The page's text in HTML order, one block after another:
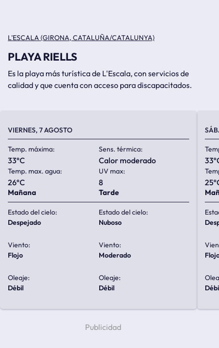
L'ESCALA (GIRONA, CATALUÑA/CATALUNYA)
PLAYA RIELLS
Es la playa más turística de L'Escala, con servicios de
calidad y que cuenta con acceso para discapacitados.
VIERNES, 7 AGOSTO
Temp. máxima:
33ºC
Sens. térmica:
calor moderado
Temp. max. agua:
26ºC
UV max:
8
Mañana
Estado del cielo:
despejado
Viento:
flojo
Oleaje:
débil
Tarde
Estado del cielo:
nuboso
Viento:
moderado
Oleaje:
débil